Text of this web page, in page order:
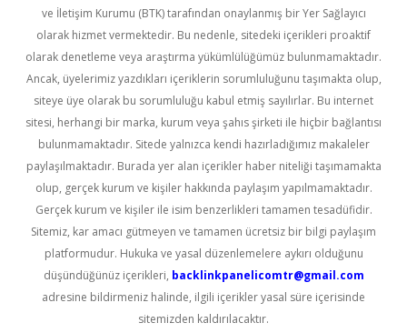
ve İletişim Kurumu (BTK) tarafından onaylanmış bir Yer Sağlayıcı
olarak hizmet vermektedir. Bu nedenle, sitedeki içerikleri proaktif
olarak denetleme veya araştırma yükümlülüğümüz bulunmamaktadır.
Ancak, üyelerimiz yazdıkları içeriklerin sorumluluğunu taşımakta olup,
siteye üye olarak bu sorumluluğu kabul etmiş sayılırlar. Bu internet
sitesi, herhangi bir marka, kurum veya şahıs şirketi ile hiçbir bağlantısı
bulunmamaktadır. Sitede yalnızca kendi hazırladığımız makaleler
paylaşılmaktadır. Burada yer alan içerikler haber niteliği taşımamakta
olup, gerçek kurum ve kişiler hakkında paylaşım yapılmamaktadır.
Gerçek kurum ve kişiler ile isim benzerlikleri tamamen tesadüfidir.
Sitemiz, kar amacı gütmeyen ve tamamen ücretsiz bir bilgi paylaşım
platformudur. Hukuka ve yasal düzenlemelere aykırı olduğunu
düşündüğünüz içerikleri, backlinkpanelicomtr@gmail.com
adresine bildirmeniz halinde, ilgili içerikler yasal süre içerisinde
sitemizden kaldırılacaktır.